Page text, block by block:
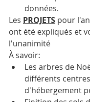
données.
Les PROJETS pour
ont été expliqués et
l'unanimité
À savoir:
Les arbres de
différents centres
d'hébergement